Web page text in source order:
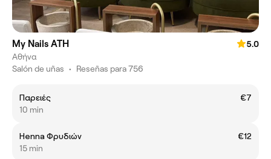
My Nails ATH
5.0
Αθήνα
Salón de uñas • Reseñas para 756
Παρειές
€7
10 min
Henna Φρυδιών
€12
15 min